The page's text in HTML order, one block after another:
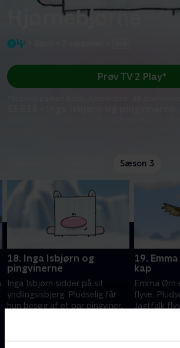
Hjørnebjørne
Prøv TV 2 Play*
Sæson 3
18. Inga Isbjørn og
pingvinerne
Inga Isbjørn sidder på sit
yndlingsisbjerg. Pludselig får
hun besøg af et par pingviner,
19.
kap
Emma Ørn
flyve.
Jagtfalk
beslutter
kap. De
bedste...
8. oktober